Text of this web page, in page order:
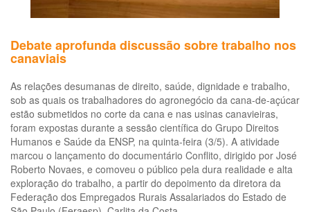
Debate aprofunda discussão sobre trabalho nos
canaviais
As relações desumanas de direito, saúde, dignidade e trabalho,
sob as quais os trabalhadores do agronegócio da cana-de-açúcar
estão submetidos no corte da cana e nas usinas canavieiras,
foram expostas durante a sessão científica do Grupo Direitos
Humanos e Saúde da ENSP, na quinta-feira (3/5). A atividade
marcou o lançamento do documentário Conflito, dirigido por José
Roberto Novaes, e comoveu o público pela dura realidade e alta
exploração do trabalho, a partir do depoimento da diretora da
Federação dos Empregados Rurais Assalariados do Estado de